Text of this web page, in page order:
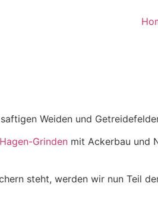
Weiden und
Hagen-Grinden mit Ackerbau und
steht, werden wir nun Teil